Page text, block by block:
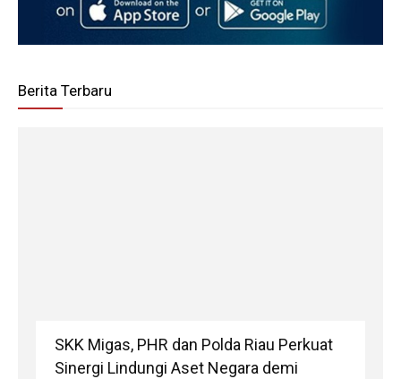
Berita Terbaru
SKK Migas, PHR dan Polda Riau Perkuat
Sinergi Lindungi Aset Negara demi